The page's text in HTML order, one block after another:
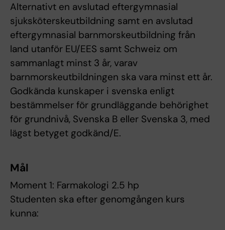
Alternativt en avslutad eftergymnasial
sjuksköterskeutbildning samt en avslutad
eftergymnasial barnmorskeutbildning från
land utanför EU/EES samt Schweiz om
sammanlagt minst 3 år, varav
barnmorskeutbildningen ska vara minst ett år.
Godkända kunskaper i svenska enligt
bestämmelser för grundläggande behörighet
för grundnivå, Svenska B eller Svenska 3, med
lägst betyget godkänd/E.
Mål
Moment 1: Farmakologi 2.5 hp
Studenten ska efter genomgången kurs
kunna: